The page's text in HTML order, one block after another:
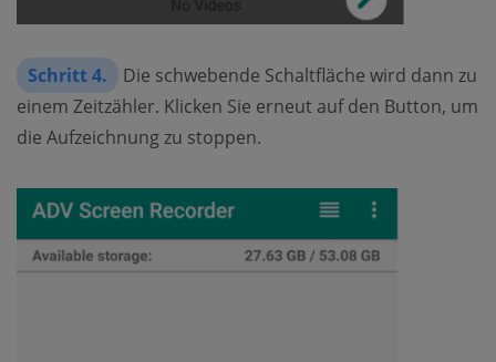
Schritt 4.
Die schwebende Schaltfläche wird dann zu
einem Zeitzähler. Klicken Sie erneut auf den Button, um
die Aufzeichnung zu stoppen.